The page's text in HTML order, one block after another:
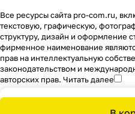
Все ресурсы сайта pro-com.ru,
текстовую, графическую,
структуру, дизайн и оформление
фирменное наименование
прав на интеллектуальную
законодательством и
авторских прав. Читать далее